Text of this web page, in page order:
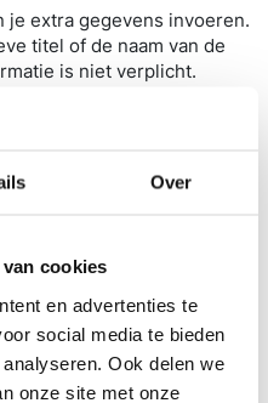
Over
cookies
en advertenties te
social media te bieden
Ook delen we
onze site met onze
je extra gegevens invoeren.
titel of de naam van de
is niet verplicht.
Dan hoeft het werk
zijn genoemd,
met de vraag om dit werk
je een werk hebt
omgeving